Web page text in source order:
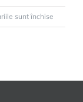
sunt închise
1.481